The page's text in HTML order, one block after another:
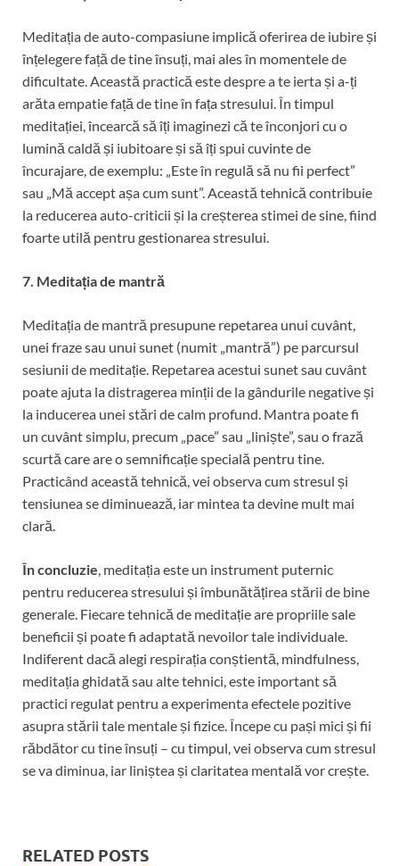
Meditația de auto-compasiune implică oferirea de iubire și
înțelegere față de tine însuți, mai ales în momentele de
dificultate. Această practică este despre a te ierta și a-ți
arăta empatie față de tine în fața stresului. În timpul
meditației, încearcă să îți imaginezi că te înconjori cu o
lumină caldă și iubitoare și să îți spui cuvinte de
încurajare, de exemplu: „Este în regulă să nu fii perfect”
sau „Mă accept așa cum sunt”. Această tehnică contribuie
la reducerea auto-criticii și la creșterea stimei de sine, fiind
foarte utilă pentru gestionarea stresului.
7. Meditația de mantră
Meditația de mantră presupune repetarea unui cuvânt,
unei fraze sau unui sunet (numit „mantră”) pe parcursul
sesiunii de meditație. Repetarea acestui sunet sau cuvânt
poate ajuta la distragerea minții de la gândurile negative și
la inducerea unei stări de calm profund. Mantra poate fi
un cuvânt simplu, precum „pace” sau „liniște”, sau o frază
scurtă care are o semnificație specială pentru tine.
Practicând această tehnică, vei observa cum stresul și
tensiunea se diminuează, iar mintea ta devine mult mai
clară.
În concluzie , meditația este un instrument puternic
pentru reducerea stresului și îmbunătățirea stării de bine
generale. Fiecare tehnică de meditație are propriile sale
beneficii și poate fi adaptată nevoilor tale individuale.
Indiferent dacă alegi respirația conștientă, mindfulness,
meditația ghidată sau alte tehnici, este important să
practici regulat pentru a experimenta efectele pozitive
asupra stării tale mentale și fizice. Începe cu pași mici și fii
răbdător cu tine însuți – cu timpul, vei observa cum stresul
se va diminua, iar liniștea și claritatea mentală vor crește.
RELATED POSTS